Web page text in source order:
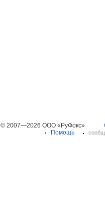
© 2007—2026 ООО «РуФокс»
Помощь